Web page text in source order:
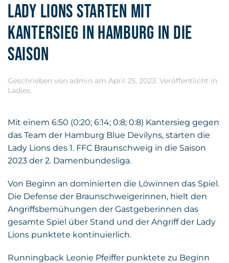
LADY LIONS STARTEN MIT
KANTERSIEG IN HAMBURG IN DIE
SAISON
Geschrieben von admin am April 25, 2023. Veröffentlicht in
Ladies.
Mit einem 6:50 (0:20; 6:14; 0:8; 0:8) Kantersieg gegen
das Team der Hamburg Blue Devilyns, starten die
Lady Lions des 1. FFC Braunschweig in die Saison
2023 der 2. Damenbundesliga.
Von Beginn an dominierten die Löwinnen das Spiel.
Die Defense der Braunschweigerinnen, hielt den
Angriffsbemühungen der Gastgeberinnen das
gesamte Spiel über Stand und der Angriff der Lady
Lions punktete kontinuierlich.
Runningback Leonie Pfeiffer punktete zu Beginn